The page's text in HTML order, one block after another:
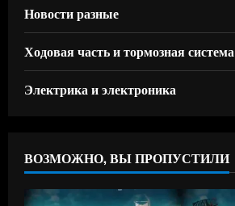
Новости разные
Ходовая часть и тормозная система
Электрика и электроника
ВОЗМОЖНО, ВЫ ПРОПУСТИЛИ